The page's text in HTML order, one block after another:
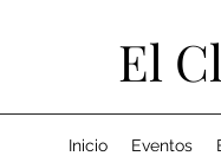
El
Inicio Eventos